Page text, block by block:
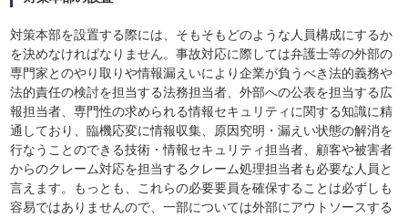
対策本部を設置する際には、そもそもどのような人員構成にするか
を決めなければなりません。事故対応に際しては弁護士等の外部の
専門家とのやり取りや情報漏えいにより企業が負うべき法的義務や
法的責任の検討を担当する法務担当者、外部への公表を担当する広
報担当者、専門性の求められる情報セキュリティに関する知識に精
通しており、臨機応変に情報収集、原因究明・漏えい状態の解消を
行なうことのできる技術・情報セキュリティ担当者、顧客や被害者
からのクレーム対応を担当するクレーム処理担当者も必要な人員と
言えます。もっとも、これらの必要要員を確保することは必ずしも
容易ではありませんので、一部については外部にアウトソースする